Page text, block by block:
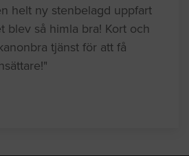
helt ny stenbelagd uppfart
blev så himla bra! Kort och
tjänst för att få